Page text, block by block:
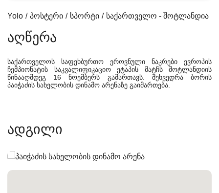
Yolo პოსტერი სპორტი საქართველო - შოტლანდია
აღწერა
საქართველოს საფეხბურთო ეროვნული ნაკრები ევროპის
ჩემპიონატის საკვალიფიკაციო ეტაპის მატჩს შოტლანდიის
წინააღმდეგ 16 ნოემბერს გამართავს. შეხვედრა ბორის
პაიჭაძის სახელობის დინამო არენაზე გაიმართება.
ადგილი